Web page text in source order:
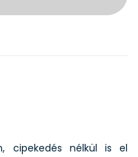
cipekedés nélkül is el